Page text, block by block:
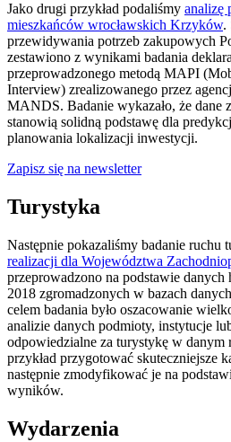
Jako drugi przykład podaliśmy analizę
mieszkańców wrocławskich Krzyków.
przewidywania potrzeb zakupowych
zestawiono z wynikami badania
przeprowadzonego metodą MAPI
Interview) zrealizowanego przez
MANDS. Badanie wykazało, że dane
stanowią solidną podstawę dla
planowania lokalizacji inwestycji.
Zapisz się na newsletter
Turystyka
Następnie pokazaliśmy badanie ruchu
realizacji dla Województwa
przeprowadzono na podstawie
2018 zgromadzonych w bazach
celem badania było oszacowanie
analizie danych podmioty, instytucje
odpowiedzialne za turystykę w danym
przykład przygotować skuteczniejsze
następnie zmodyfikować je na
wyników.
Wydarzenia